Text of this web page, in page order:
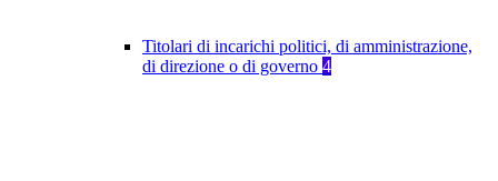
Titolari di incarichi politici, di amministrazione,
di direzione o di governo 4